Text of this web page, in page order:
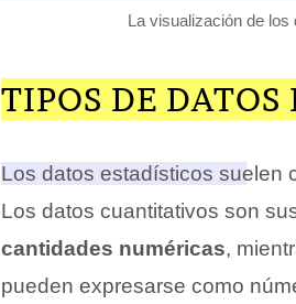
La visualización de
TIPOS DE DATOS
Los datos estadísticos suelen
Los datos cuantitativos son
cantidades numéricas,
pueden expresarse como